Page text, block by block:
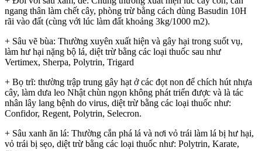
ngang thân làm chết cây, phòng trừ bằng cách dùng Basudin 10H
rãi vào đất (cùng với lúc làm đất khoảng 3kg/1000 m2).
+ Sâu vẽ bùa: Thường xuyên xuất hiện và gây hại trong suốt vụ,
làm hư hại nặng bộ lá, diệt trừ bằng các loại thuốc sau như
Vertimex, Sherpa, Polytrin, Trigard
+ Bọ trĩ: thường trập trung gây hạt ở các đọt non để chích hút nhựa
cây, làm dưa leo Nhật chùn ngọn không phát triển được và là tác
nhân lây lang bệnh do virus, diệt trừ bằng các loại thuốc như:
Confidor, Regent, Polytrin, Selecron.
+ Sâu xanh ăn lá: Thường cắn phá lá và nơi vỏ trái làm lá bị hư hại,
vỏ trái bị sẹo, diệt trừ bằng các loại thuốc như: Polytrin, Karate,